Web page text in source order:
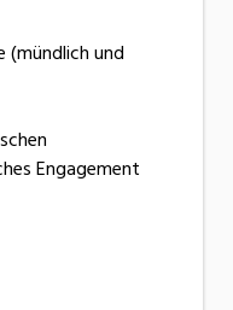
(mündlich und
Engagement